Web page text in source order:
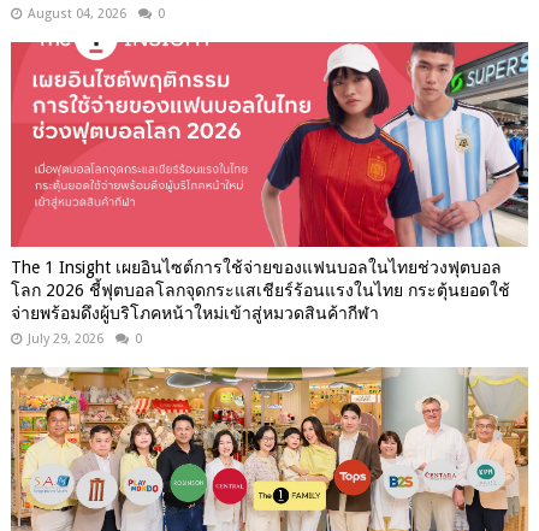
August 04, 2026 0
The 1 Insight เผยอินไซต์การใช้จ่ายของแฟนบอลในไทยช่วงฟุตบอล
โลก 2026 ชี้ฟุตบอลโลกจุดกระแสเชียร์ร้อนแรงในไทย กระตุ้นยอดใช้
จ่ายพร้อมดึงผู้บริโภคหน้าใหม่เข้าสู่หมวดสินค้ากีฬา
July 29, 2026 0